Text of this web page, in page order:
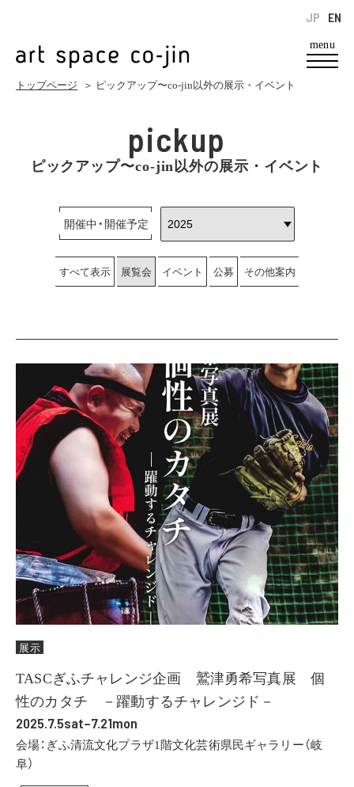
menu
EN
JP
トップページ ＞ ピックアップ〜co-jin以外の展示・イベント
pickup
ピックアップ〜co-jin以外の展示・イベント
開催中・開催予定
すべて表示 展覧会 イベント 公募 その他案内
展示
TASCぎふチャレンジ企画 鷲津勇希写真展 個
性のカタチ －躍動するチャレンジド－
2025.7.5sat–7.21mon
会場：ぎふ清流文化プラザ1階文化芸術県民ギャラリー（岐
阜）